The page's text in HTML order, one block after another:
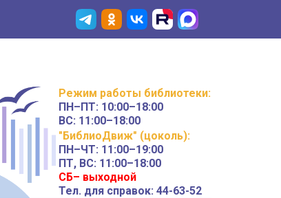
Режим работы библиотеки:
ПН–ПТ: 10:00–18:00
ВС: 11:00–18:00
"БиблиоДвиж" (цоколь):
ПН–ЧТ: 11:00–19:00
ПТ, ВС: 11:00–18:00
СБ– выходной
Тел. для справок: 44-63-52